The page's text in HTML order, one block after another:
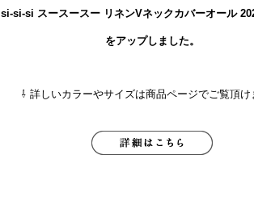
si-si-si スースースー リネンVネックカバーオール
をアップしました。
⇩ 詳しいカラーやサイズは商品ページでご覧頂け